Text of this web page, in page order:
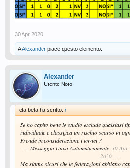
30 Apr 2020
AAlexander piace questo elemento.
Alexander
Utente Noto
eta beta ha scritto: ↑
Se ho capito bene lo studio esclude qualsiasi
individuale e classifica un rischio scarso in
Prende in considerazione i tornei ?
--- Messaggio Unito Automaticamente, 30 Apr
2020---
Ma siamo sicuri che le federazioni abbiano